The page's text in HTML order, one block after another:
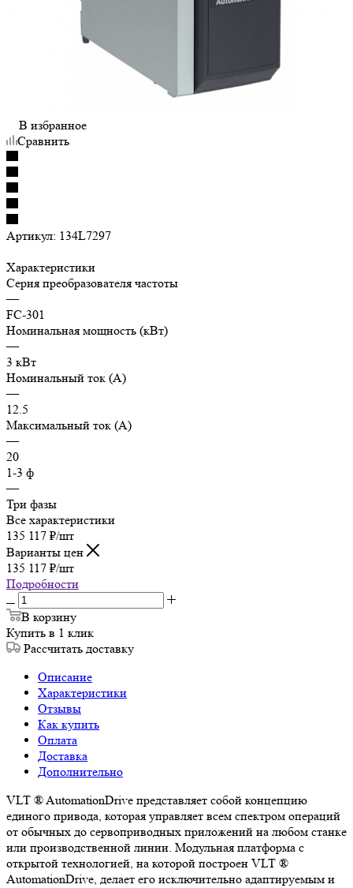
В избранное
Сравнить
Артикул: 134L7297
Характеристики
Серия преобразователя частоты
—
FC-301
Номинальная мощность (кВт)
—
3 кВт
Номинальный ток (А)
—
12.5
Максимальный ток (А)
—
20
1-3 ф
—
Три фазы
Все характеристики
135 117 ₽/шт
Варианты цен
135 117 ₽/шт
Подробности
В корзину
Купить в 1 клик
Рассчитать доставку
Описание
Характеристики
Отзывы
Как купить
Оплата
Доставка
Дополнительно
VLT ® AutomationDrive представляет собой концепцию
единого привода, которая управляет всем спектром операций
от обычных до сервоприводных приложений на любом станке
или производственной линии. Модульная платформа с
открытой технологией, на которой построен VLT ®
AutomationDrive, делает его исключительно адаптируемым и